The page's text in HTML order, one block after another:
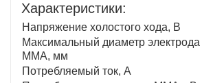
Характеристики:
Напряжение холостого хода, В
Максимальный диаметр электрода
MMA, мм
Потребляемый ток, А